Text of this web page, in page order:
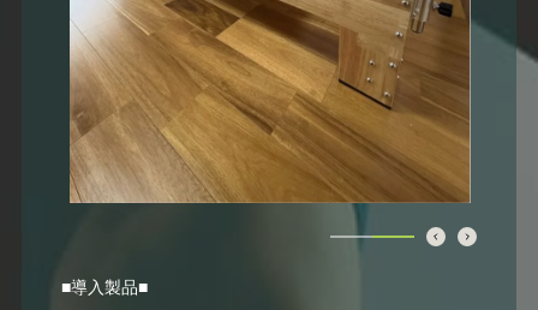
■導入製品■